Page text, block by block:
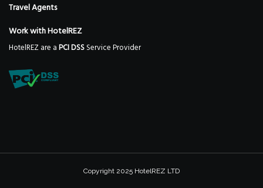
Travel Agents
Work with HotelREZ
HotelREZ are aPCI DSSService Provider
Copyright 2025 HotelREZ LTD